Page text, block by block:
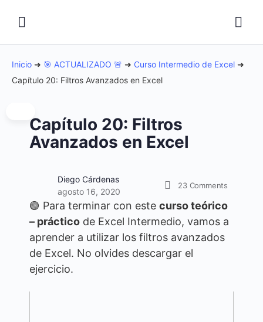
Inicio ➜ 🎯 ACTUALIZADO 🚨 ➜ Curso Intermedio de Excel ➜
Capítulo 20: Filtros Avanzados en Excel
Capítulo 20: Filtros
Avanzados en Excel
Diego Cárdenas
agosto 16, 2020
23 Comments
🟢 Para terminar con este curso teórico
– práctico de Excel Intermedio, vamos a
aprender a utilizar los filtros avanzados
de Excel. No olvides descargar el
ejercicio.